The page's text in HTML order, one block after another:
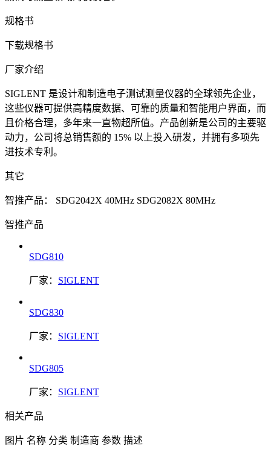
规格书
下载规格书
厂家介绍
SIGLENT 是设计和制造电子测试测量仪器的全球领先企业，
这些仪器可提供高精度数据、可靠的质量和智能用户界面，而
且价格合理，多年来一直物超所值。产品创新是公司的主要驱
动力，公司将总销售额的 15% 以上投入研发，并拥有多项先
进技术专利。
其它
智推产品： SDG2042X 40MHz SDG2082X 80MHz
智推产品
SDG810
厂家： SIGLENT
SDG830
厂家： SIGLENT
SDG805
厂家： SIGLENT
相关产品
图片 名称 分类 制造商 参数 描述